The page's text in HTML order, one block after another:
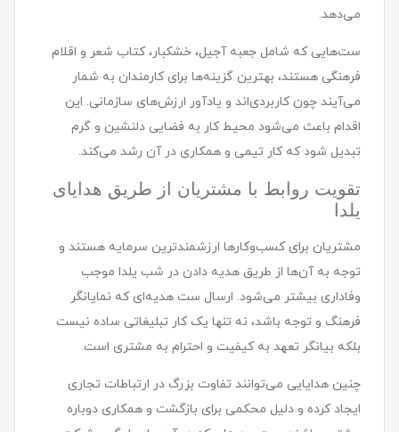
می‌دهد.
ست‌هایی که شامل جعبه آجیل، خشکبار، کتاب شعر و اقلام
فرهنگی هستند، بهترین گزینه‌ها برای کارمندان به شمار
می‌آیند چون کاربردی‌اند و یادآور ارزش‌های سازمانی. این
اقدام باعث می‌شود محیط کار به فضایی دلنشین و گرم
تبدیل شود که کار تیمی و همکاری در آن رشد می‌کند.
تقویت روابط با مشتریان از طریق هدایای
یلدا
مشتریان برای کسب‌وکارها ارزشمندترین سرمایه هستند و
توجه به آن‌ها از طریق هدیه دادن در شب یلدا موجب
وفاداری بیشتر می‌شود. ارسال ست هدیه‌ای که نمایانگر
فرهنگ و توجه باشد، نه تنها یک کار تبلیغاتی ساده نیست
بلکه بیانگر تعهد به کیفیت و احترام به مشتری است.
چنین هدایایی می‌توانند تفاوت بزرگ در ارتباطات تجاری
ایجاد کرده و دلیل محکمی برای بازگشت و همکاری دوباره